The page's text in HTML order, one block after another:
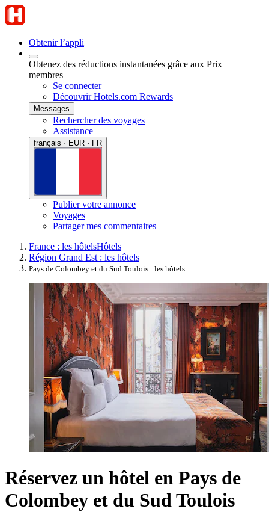
Obtenir l’appli
Obtenez des réductions instantanées grâce aux Prix
membres
Se connecter
Découvrir Hotels.com Rewards
Messages
Rechercher des voyages
Assistance
français · EUR · FR
Publier votre annonce
Voyages
Partager mes commentaires
France : les hôtelsHôtels
Région Grand Est : les hôtels
Pays de Colombey et du Sud Toulois : les hôtels
Réservez un hôtel en Pays de
Colombey et du Sud Toulois